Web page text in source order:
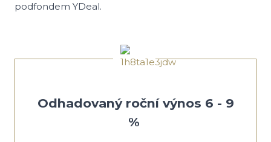
podfondem YDeal.
Odhadovaný roční výnos 6 - 9
%